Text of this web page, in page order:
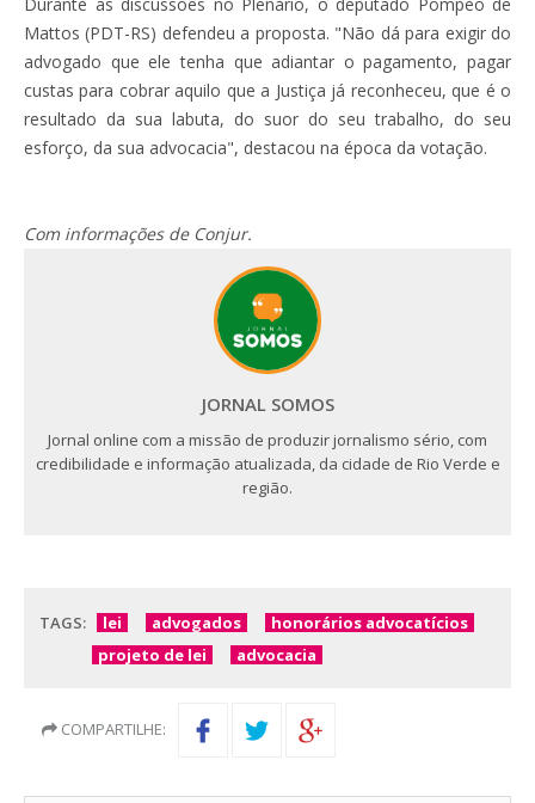
Mattos (PDT-RS) defendeu a proposta. "Não dá para exigir do
advogado que ele tenha que adiantar o pagamento, pagar
custas para cobrar aquilo que a Justiça já reconheceu, que é o
resultado da sua labuta, do suor do seu trabalho, do seu
esforço, da sua advocacia", destacou na época da votação.
Com informações de Conjur.
JORNAL SOMOS
Jornal online com a missão de produzir jornalismo sério, com
credibilidade e informação atualizada, da cidade de Rio Verde e
região.
TAGS: lei advogados
honorários advocatícios
projeto de lei
advocacia
COMPARTILHE: